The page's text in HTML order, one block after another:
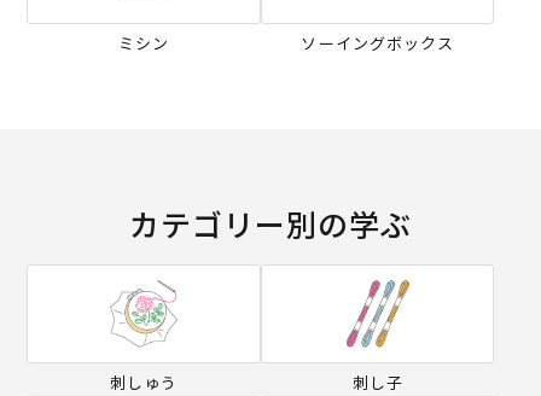
ミシン ソーイングボックス
カテゴリー別の学ぶ
刺しゅう 刺し子